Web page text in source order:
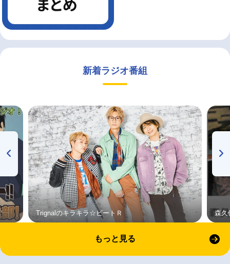
新着ラジオ番組
Trignalのキラキラ☆ビートＲ 森久
もっと見る